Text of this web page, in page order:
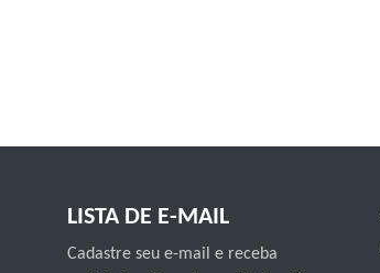
LISTA DE E-MAIL
Cadastre seu e-mail e receba